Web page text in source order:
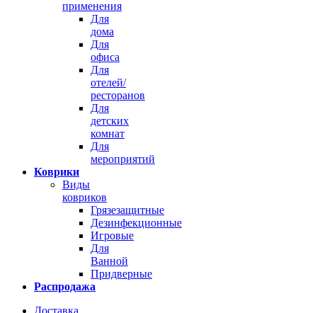
применения
Для
дома
Для
офиса
Для
отелей/
ресторанов
Для
детских
комнат
Для
мероприятий
Коврики
Виды
ковриков
Грязезащитные
Дезинфекционные
Игровые
Для
Ванной
Придверные
Распродажа
Доставка